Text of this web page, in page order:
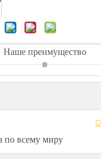
Наше преимущество
цена
по